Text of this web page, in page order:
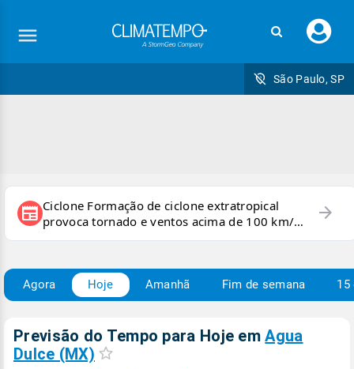
seu
São Paulo, SP
newspaper Ciclone Formação de ciclone extratropical
provoca tornado e ventos acima de 100 km/h
no RS
arrow_forward
Agora Hoje Amanhã Fim de semana 15
Previsão do Tempo para Hoje emAgua
Dulce (MX)